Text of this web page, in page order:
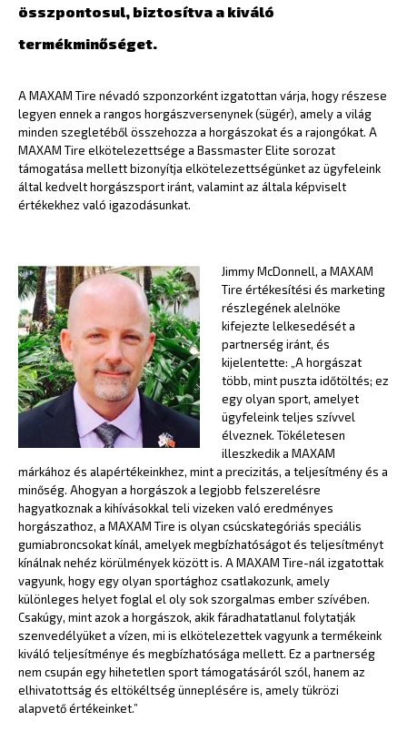
összpontosul, biztosítva a kiváló
termékminőséget.
A MAXAM Tire névadó szponzorként izgatottan várja, hogy részese
legyen ennek a rangos horgászversenynek (sügér), amely a világ
minden szegletéből összehozza a horgászokat és a rajongókat. A
MAXAM Tire elkötelezettsége a Bassmaster Elite sorozat
támogatása mellett bizonyítja elkötelezettségünket az ügyfeleink
által kedvelt horgászsport iránt, valamint az általa képviselt
értékekhez való igazodásunkat.
Jimmy McDonnell, a MAXAM
Tire értékesítési és marketing
részlegének alelnöke
kifejezte lelkesedését a
partnerség iránt, és
kijelentette: „A horgászat
több, mint puszta időtöltés; ez
egy olyan sport, amelyet
ügyfeleink teljes szívvel
élveznek. Tökéletesen
illeszkedik a MAXAM
márkához és alapértékeinkhez, mint a precizitás, a teljesítmény és a
minőség. Ahogyan a horgászok a legjobb felszerelésre
hagyatkoznak a kihívásokkal teli vizeken való eredményes
horgászathoz, a MAXAM Tire is olyan csúcskategóriás speciális
gumiabroncsokat kínál, amelyek megbízhatóságot és teljesítményt
kínálnak nehéz körülmények között is. A MAXAM Tire-nál izgatottak
vagyunk, hogy egy olyan sportághoz csatlakozunk, amely
különleges helyet foglal el oly sok szorgalmas ember szívében.
Csakúgy, mint azok a horgászok, akik fáradhatatlanul folytatják
szenvedélyüket a vízen, mi is elkötelezettek vagyunk a termékeink
kiváló teljesítménye és megbízhatósága mellett. Ez a partnerség
nem csupán egy hihetetlen sport támogatásáról szól, hanem az
elhivatottság és eltökéltség ünneplésére is, amely tükrözi
alapvető értékeinket.”